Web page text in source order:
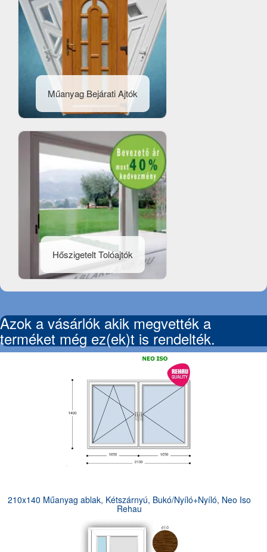
Műanyag Bejárati Ajtók
Hőszigetelt Tolóajtók
Azok a vásárlók akik megvették a
terméket még ez(ek)t is rendelték.
210x140 Műanyag ablak, Kétszárnyú, Bukó/Nyíló+Nyíló, Neo Iso
Rehau